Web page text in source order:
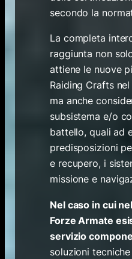
secondo la
La completa
raggiunta non
attiene le nuove
Raiding Crafts
ma anche
subsistema e/o
battello, quali ad
predisposizioni
e recupero, i
missione e
Nel caso in cui
Forze Armate
servizio
soluzioni